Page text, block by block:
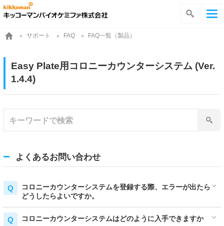
サポート FAQ FAQ一覧（製品）
Easy Plate用コロニーカウンターシステム (Ver.
1.4.4)
よくあるお問い合わせ
コロニーカウンターシステムを登録する際、エラーが出たら
どうしたらよいですか。
コロニーカウンターシステムはどのように入手できますか